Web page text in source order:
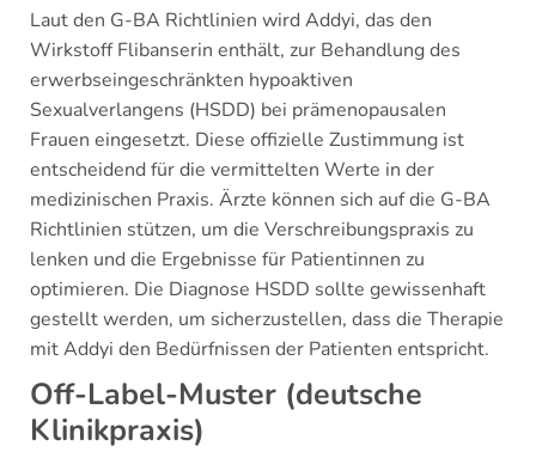
Laut den G-BA Richtlinien wird Addyi, das den
Wirkstoff Flibanserin enthält, zur Behandlung des
erwerbseingeschränkten hypoaktiven
Sexualverlangens (HSDD) bei prämenopausalen
Frauen eingesetzt. Diese offizielle Zustimmung ist
entscheidend für die vermittelten Werte in der
medizinischen Praxis. Ärzte können sich auf die G-BA
Richtlinien stützen, um die Verschreibungspraxis zu
lenken und die Ergebnisse für Patientinnen zu
optimieren. Die Diagnose HSDD sollte gewissenhaft
gestellt werden, um sicherzustellen, dass die Therapie
mit Addyi den Bedürfnissen der Patienten entspricht.
Off-Label-Muster (deutsche
Klinikpraxis)